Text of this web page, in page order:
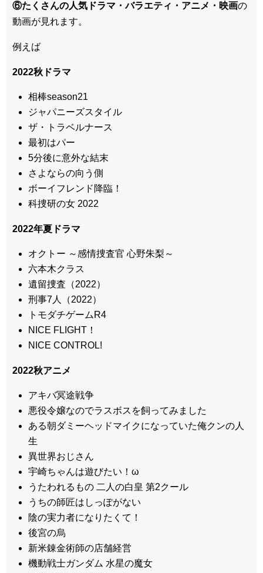
⑥たくさんの人気ドラマ・バラエティ・アニメ・映画の
動画が見れます。
例えば
2022秋ドラマ
相棒season21
ジャパニーズスタイル
ザ・トラベルナース
最初はパー
5分後に意外な結末
さよならの向う側
ボーイフレンド降臨！
科捜研の女 2022
2022年夏ドラマ
オクトー ～感情捜査官 心野朱梨～
六本木クラス
遺留捜査（2022）
刑事7人（2022）
トモダチゲームR4
NICE FLIGHT！
NICE CONTROL!
2022秋アニメ
アキバ冥途戦争
悪役令嬢なのでラスボスを飼ってみました
ある朝ダミーヘッドマイクになっていた俺クンの人
生
異世界おじさん
宇崎ちゃんは遊びたい！ω
うたわれるもの 二人の白皇 第2クール
うちの師匠はしっぽがない
陰の実力者になりたくて！
後宮の烏
新米錬金術師の店舗経営
機動戦士ガンダム 水星の魔女